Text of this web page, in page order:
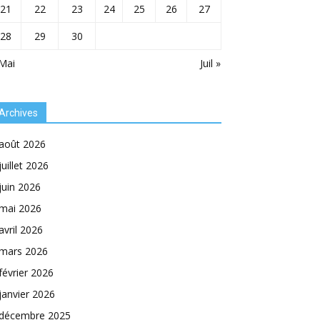
Juil »
21 22 23 24 25 26
27
28
29 30
2026
2026
2026
2026
2026
2026
2026
2026
2025